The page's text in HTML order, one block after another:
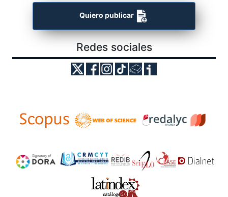
Quiero publicar
Redes sociales